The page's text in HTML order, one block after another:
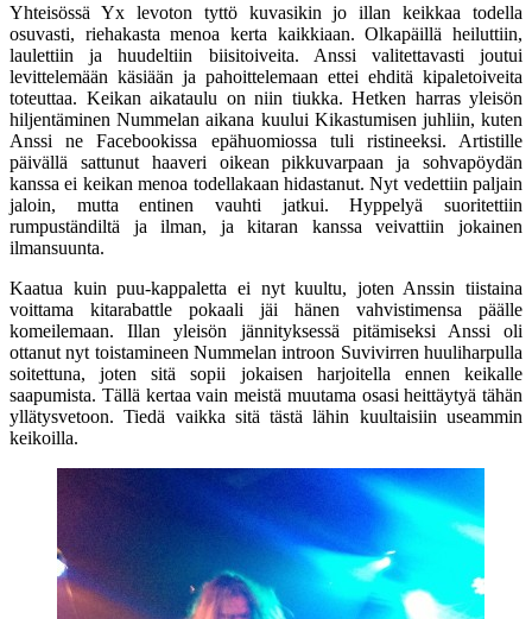
Yhteisössä Yx levoton tyttö kuvasikin jo illan keikkaa todella
osuvasti, riehakasta menoa kerta kaikkiaan. Olkapäillä heiluttiin,
laulettiin ja huudeltiin biisitoiveita. Anssi valitettavasti joutui
levittelemään käsiään ja pahoittelemaan ettei ehditä kipaletoiveita
toteuttaa. Keikan aikataulu on niin tiukka. Hetken harras yleisön
hiljentäminen Nummelan aikana kuului Kikastumisen juhliin, kuten
Anssi ne Facebookissa epähuomiossa tuli ristineeksi. Artistille
päivällä sattunut haaveri oikean pikkuvarpaan ja sohvapöydän
kanssa ei keikan menoa todellakaan hidastanut. Nyt vedettiin paljain
jaloin, mutta entinen vauhti jatkui. Hyppelyä suoritettiin
rumpuständiltä ja ilman, ja kitaran kanssa veivattiin jokainen
ilmansuunta.
Kaatua kuin puu-kappaletta ei nyt kuultu, joten Anssin tiistaina
voittama kitarabattle pokaali jäi hänen vahvistimensa päälle
komeilemaan. Illan yleisön jännityksessä pitämiseksi Anssi oli
ottanut nyt toistamineen Nummelan introon Suvivirren huuliharpulla
soitettuna, joten sitä sopii jokaisen harjoitella ennen keikalle
saapumista. Tällä kertaa vain meistä muutama osasi heittäytyä tähän
yllätysvetoon. Tiedä vaikka sitä tästä lähin kuultaisiin useammin
keikoilla.